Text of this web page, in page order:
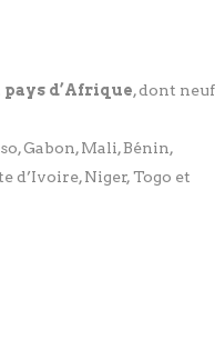
pays d’Afrique, dont neuf
Gabon, Mali, Bénin,
d’Ivoire, Niger, Togo et